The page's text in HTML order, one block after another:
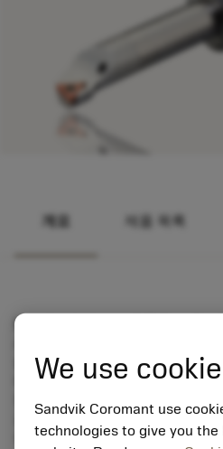
개요 제품 목록
EasyFix 슬리브는 원통형 보링
슬리브에 장착된 스프링 플런저
니다.
원통형 슬리브의 슬롯이 금속 실
공급 시스템을 사용할 수 있습니
유 압력에서도 우수한 성능을
We use
Sandvik Coromant use
technologies to give you